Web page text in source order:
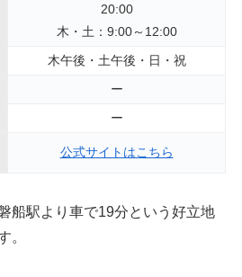
20:00
木・土：9:00～12:00
木午後・土午後・日・祝
ー
ー
公式サイトはこちら
船駅より車で19分という好立地
。